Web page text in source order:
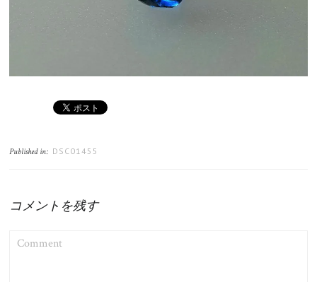
Published in: DSC01455
コメントを残す